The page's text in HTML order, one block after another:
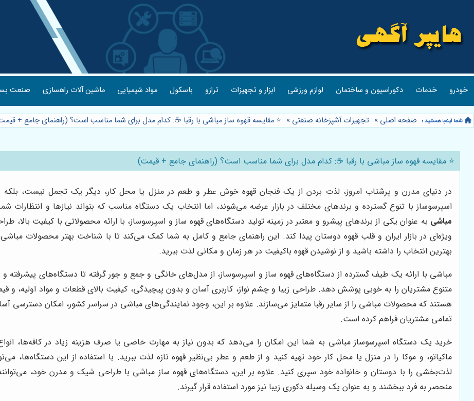
خودرو خدمات دکوراسیون و ساختمان لوازم ورزشی ابزار و تجهیزات ترازو باسکول مواد شیمیایی ماشین آلات راهسازی صنعت
صفحه اصلی » تجهیزات آشپزخانه صنعتی » ⭐️ مقایسه قهوه ساز مباشی با رقبا ☕: کدام مدل برای شما مناسب است؟ (راهنمای جامع +
⭐️ مقایسه قهوه ساز مباشی با رقبا ☕: کدام مدل برای شما مناسب است؟ (راهنمای جامع + قیمت)
در دنیای مدرن و پرشتاب امروز، لذت بردن از یک فنجان قهوه خوش عطر و طعم در منزل یا محل کار، دیگر یک تجمل نیست،
اسپرسوساز با تنوع گسترده و برندهای مختلف در بازار عرضه می‌شوند، اما انتخاب یک دستگاه مناسب که بتواند نیازها و انتظارات
مباشی به عنوان یکی از برندهای پیشرو و معتبر در زمینه تولید دستگاه‌های قهوه ساز و اسپرسوساز، با ارائه محصولاتی با کیفیت
ویژه‌ای در بازار ایران و قلب قهوه دوستان پیدا کند. این راهنمای جامع و کامل به شما کمک می‌کند تا با شناخت بهتر محصولات
بهترین انتخاب را داشته باشید و از نوشیدن قهوه باکیفیت در هر زمان و مکانی لذت ببرید.
مباشی با ارائه یک طیف گسترده از دستگاه‌های قهوه ساز و اسپرسوساز، از مدل‌های خانگی و جمع و جور گرفته تا دستگاه‌های پیشرفته و
متنوع مشتریان را به خوبی پوشش دهد. طراحی زیبا و چشم نواز، کاربری آسان و بدون پیچیدگی، کیفیت بالای قطعات و مواد اولیه، و
هستند که محصولات مباشی را از سایر رقبا متمایز می‌سازند. علاوه بر این، وجود نمایندگی‌های مباشی در سراسر کشور، امکان
تمامی مشتریان فراهم کرده است.
خرید یک دستگاه اسپرسوساز مباشی به شما این امکان را می‌دهد که بدون نیاز به مهارت خاصی یا صرف هزینه زیاد در کافه‌ها، انواع
ماکیاتو، و موکا را در منزل یا محل کار خود تهیه کنید و از طعم و عطر بی‌نظیر قهوه تازه لذت ببرید. با استفاده از این دستگاه‌ها،
لذت‌بخشی را با دوستان و خانواده خود سپری کنید. علاوه بر این، دستگاه‌های قهوه ساز مباشی با طراحی شیک و مدرن خود،
منحصر به فرد ببخشند و به عنوان یک وسیله دکوری زیبا نیز مورد استفاده قرار گیرند.